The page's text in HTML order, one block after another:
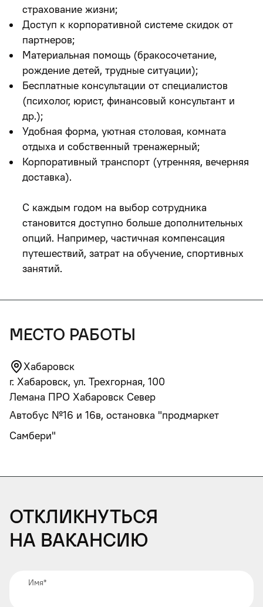
страхование жизни;
Доступ к корпоративной системе скидок от
партнеров;
Материальная помощь (бракосочетание,
рождение детей, трудные ситуации);
Бесплатные консультации от специалистов
(психолог, юрист, финансовый консультант и
др.);
Удобная форма, уютная столовая, комната
отдыха и собственный тренажерный;
Корпоративный транспорт (утренняя, вечерняя
доставка).
С каждым годом на выбор сотрудника
становится доступно больше дополнительных
опций. Например, частичная компенсация
путешествий, затрат на обучение, спортивных
занятий.
место работы
Хабаровск
г. Хабаровск, ул. Трехгорная, 100
Лемана ПРО Хабаровск Север
Автобус №16 и 16в, остановка "продмаркет
Самбери"
Откликнуться
на вакансию
Имя*